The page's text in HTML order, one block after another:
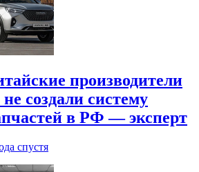
производители
создали систему
в РФ — эксперт
спустя